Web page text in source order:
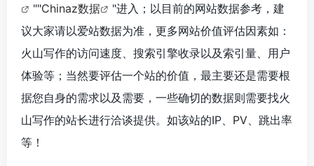
""Chinaz数据
"进入；以目前的网站数据参考，建
议大家请以爱站数据为准，更多网站价值评估因素如：
火山写作的访问速度、搜索引擎收录以及索引量、用户
体验等；当然要评估一个站的价值，最主要还是需要根
据您自身的需求以及需要，一些确切的数据则需要找火
山写作的站长进行洽谈提供。如该站的IP、PV、跳出率
等！